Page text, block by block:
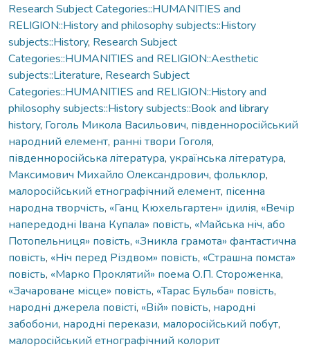
Research Subject Categories::HUMANITIES and
RELIGION::History and philosophy subjects::History
subjects::History, Research Subject
Categories::HUMANITIES and RELIGION::Aesthetic
subjects::Literature, Research Subject
Categories::HUMANITIES and RELIGION::History and
philosophy subjects::History subjects::Book and library
history, Гоголь Микола Васильович, південноросійський
народний елемент, ранні твори Гоголя,
південноросійська література, українська література,
Максимович Михайло Олександрович, фольклор,
малоросійський етнографічний елемент, пісенна
народна творчість, «Ганц Кюхельгартен» ідилія, «Вечір
напередодні Івана Купала» повість, «Майська ніч, або
Потопельниця» повість, «Зникла грамота» фантастична
повість, «Ніч перед Різдвом» повість, «Страшна помста»
повість, «Марко Проклятий» поема О.П. Стороженка,
«Зачароване місце» повість, «Тарас Бульба» повість,
народні джерела повісті, «Вій» повість, народні
забобони, народні перекази, малоросійський побут,
малоросійський етнографічний колорит